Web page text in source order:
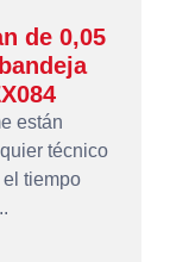
de 0,05
están
técnico
tiempo